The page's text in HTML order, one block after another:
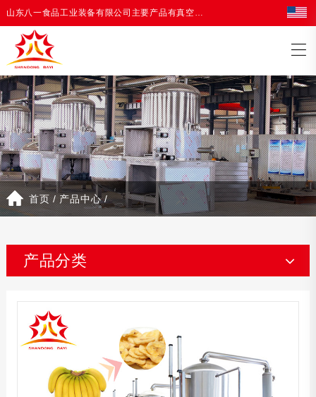
山东八一食品工业装备有限公司主要产品有真空油炸机，油炸生产线等油炸设备
首页/产品中心/
产品分类
蒸汽加热真空油炸机
菠萝蜜真空油炸机
秋葵脆片真空油炸机